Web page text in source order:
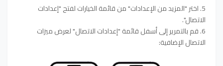
5. اختر "المزيد من الإعدادات" من قائمة الخيارات لفتح "إعدادات
الاتصال".
6. قم بالتمرير إلى أسفل قائمة "إعدادات الاتصال" لعرض ميزات
الاتصال الإضافية: